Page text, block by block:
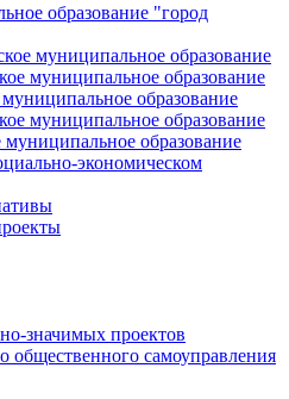
образование "город
муниципальное образование
муниципальное образование
образование
муниципальное образование
образование
экономическом
значимых проектов
общественного самоуправления